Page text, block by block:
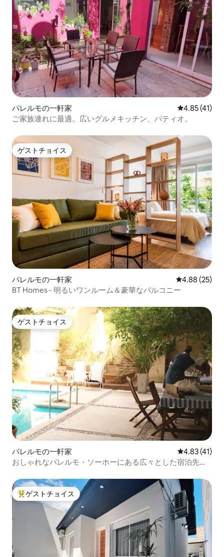
パレルモの一軒家 レビュー41
4.85 (41)
ご家族連れに最適。広いグルメキッチン、パティオ。
ゲストチョイス
ゲストチョイス
パレルモの一軒家 レビュー25
4.88 (25)
BT Homes - 明るいワンルーム＆豪華なバルコニー
ゲストチョイス
ゲストチョイス
パレルモの一軒家 レビュー41
4.83 (41)
おしゃれなパレルモ・ソーホーにある広々とした宿泊先
大好評のゲストチョイスです。
ゲストチョイス